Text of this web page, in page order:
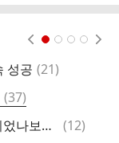
성공 댓
(21)
댓
글
(37)
내가 친 터키행진곡은 사실 터키산보곡이었나보다...
댓
(12)